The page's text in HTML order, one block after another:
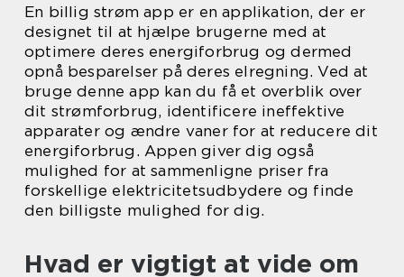
En billig strøm app er en applikation, der er
designet til at hjælpe brugerne med at
optimere deres energiforbrug og dermed
opnå besparelser på deres elregning. Ved at
bruge denne app kan du få et overblik over
dit strømforbrug, identificere ineffektive
apparater og ændre vaner for at reducere dit
energiforbrug. Appen giver dig også
mulighed for at sammenligne priser fra
forskellige elektricitetsudbydere og finde
den billigste mulighed for dig.
Hvad er vigtigt at vide om